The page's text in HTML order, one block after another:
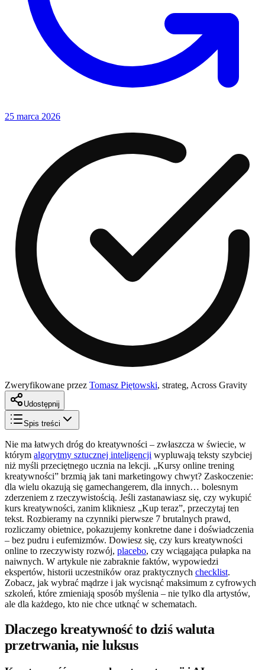
25 marca 2026
Zweryfikowane przez Tomasz Piętowski, strateg, Across Gravity
Udostępnij
Spis treści
Nie ma łatwych dróg do kreatywności – zwłaszcza w świecie, w
którym algorytmy sztucznej inteligencji wypluwają teksty szybciej
niż myśli przeciętnego ucznia na lekcji. „Kursy online trening
kreatywności” brzmią jak tani marketingowy chwyt? Zaskoczenie:
dla wielu okazują się gamechangerem, dla innych… bolesnym
zderzeniem z rzeczywistością. Jeśli zastanawiasz się, czy wykupić
kurs kreatywności, zanim klikniesz „Kup teraz”, przeczytaj ten
tekst. Rozbieramy na czynniki pierwsze 7 brutalnych prawd,
rozliczamy obietnice, pokazujemy konkretne dane i doświadczenia
– bez pudru i eufemizmów. Dowiesz się, czy kurs kreatywności
online to rzeczywisty rozwój, placebo, czy wciągająca pułapka na
naiwnych. W artykule nie zabraknie faktów, wypowiedzi
ekspertów, historii uczestników oraz praktycznych checklist.
Zobacz, jak wybrać mądrze i jak wycisnąć maksimum z cyfrowych
szkoleń, które zmieniają sposób myślenia – nie tylko dla artystów,
ale dla każdego, kto nie chce utknąć w schematach.
Dlaczego kreatywność to dziś waluta
przetrwania, nie luksus